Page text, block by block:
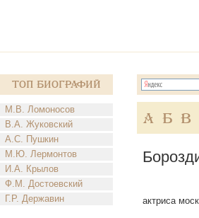
Топ Биографий
М.В. Ломоносов
В.А. Жуковский
А.С. Пушкин
М.Ю. Лермонтов
И.А. Крылов
Ф.М. Достоевский
Г.Р. Державин
А Б В
актриса